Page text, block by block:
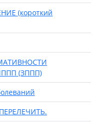
(короткий
(ЗППП)